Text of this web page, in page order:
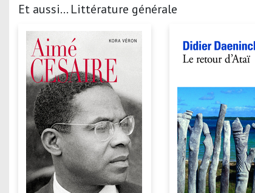
Et aussi... Littérature générale